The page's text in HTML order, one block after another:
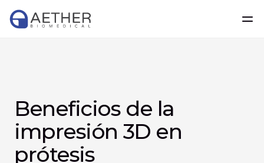
Beneficios de la
impresión 3D en
prótesis